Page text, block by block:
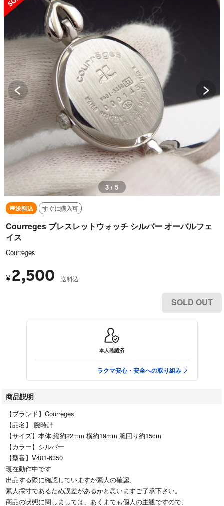
3 / 5
送料込 すぐに購入可
Courreges ブレスレットウォッチ シルバー オーバルフェ
イス
Courreges
¥ 2,500 送料込
SOLD OUT
本人確認済
ラクマ安心・安全への取り組み
商品説明
【ブランド】Courreges
【品名】 腕時計
【サイズ】本体:縦約22mm 横約19mm 腕回り約15cm
【カラー】シルバー
【型番】V401-6350
現在動作中です
出品する際に確認していますが素人の確認、
素人採寸であるため誤差があるかと思いますご了承下さい。
商品の状態に関しましては、あくまでも個人の主観ですので、